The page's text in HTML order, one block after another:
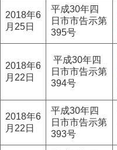
2018年6
月25日
平成30年四
日市市告示第
395号
2018年6
月22日
平成30年四
日市市告示第
394号
2018年6
月22日
平成30年四
日市市告示第
393号